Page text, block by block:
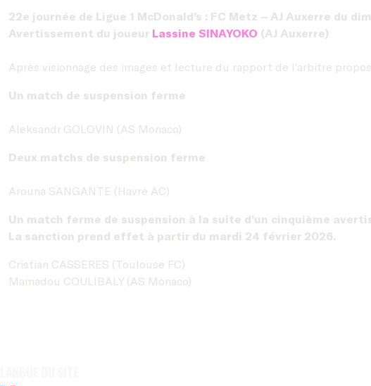
22e journée de Ligue 1 McDonald’s : FC Metz – AJ Auxerre du
Avertissement du joueur Lassine SINAYOKO (AJ Auxerre)
Après visionnage des images et lecture du rapport de l’arbitre
Un match de suspension ferme
Aleksandr GOLOVIN (AS Monaco)
Deux matchs de suspension ferme
Arouna SANGANTE (Havre AC)
Un match ferme de suspension à la suite d’un cinquième
La sanction prend effet à partir du mardi 24 février 2026.
Cristian CASSERES (Toulouse FC)
Mamadou COULIBALY (AS Monaco)